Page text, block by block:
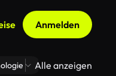
Anmelden
Zoom Virtuelle
Alle anzeigen